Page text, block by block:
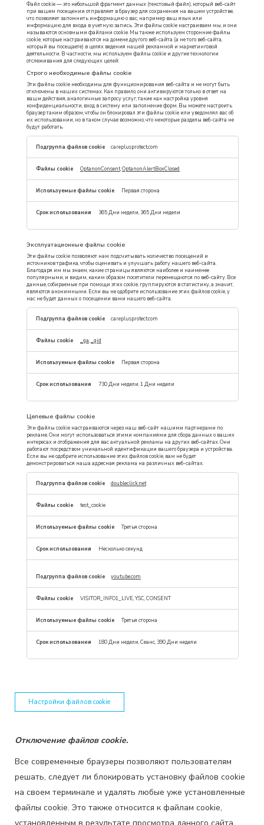
Файл cookie — это небольшой фрагмент данных (текстовый файл), который веб-сайт
при вашем посещении отправляет в браузер для сохранения на вашем устройстве,
что позволяет запомнить информацию о вас, например ваш язык или
информацию для входа в учетную запись. Эти файлы cookie настраиваем мы, и они
называются основными файлами cookie. Мы также используем сторонние файлы
cookie, которые настраиваются на домене другого веб-сайта (а не того веб-сайта,
который вы посещаете) в целях ведения нашей рекламной и маркетинговой
деятельности. В частности, мы используем файлы cookie и другие технологии
отслеживания для следующих целей:
Строго необходимые файлы cookie
Эти файлы cookie необходимы для функционирования веб-сайта и не могут быть
отключены в наших системах. Как правило, они активируются только в ответ на
ваши действия, аналогичные запросу услуг, такие как настройка уровня
конфиденциальности, вход в систему или заполнение форм. Вы можете настроить
браузер таким образом, чтобы он блокировал эти файлы cookie или уведомлял вас об
их использовании, но в таком случае возможно, что некоторые разделы веб-сайта не
будут работать.
Строго
необходимые
файлы
cookie
careplusprotect.com
OptanonConsent,OptanonAlertBoxClosed
Первая сторона
365 Дни недели, 365 Дни недели
Эксплуатационные файлы cookie
Эти файлы cookie позволяют нам подсчитывать количество посещений и
источников трафика, чтобы оценивать и улучшать работу нашего веб-сайта.
Благодаря им мы знаем, какие страницы являются наиболее и наименее
популярными, и видим, каким образом посетители перемещаются по веб-сайту. Все
данные, собираемые при помощи этих cookie, группируются в статистику, а значит,
являются анонимными. Если вы не одобрите использование этих файлов cookie, у
нас не будет данных о посещении вами нашего веб-сайта.
Эксплуатационные
файлы
cookie
careplusprotect.com
_ga, _gid
Первая сторона
730 Дни недели, 1 Дни недели
Целевые файлы cookie
Эти файлы cookie настраиваются через наш веб-сайт нашими партнерами по
рекламе. Они могут использоваться этими компаниями для сбора данных о ваших
интересах и отображения для вас актуальной рекламы на других веб-сайтах. Они
работают посредством уникальной идентификации вашего браузера и устройства.
Если вы не одобрите использование этих файлов cookie, вам не будет
демонстрироваться наша адресная реклама на различных веб-сайтах.
Целевые
файлы
cookie
doubleclick.net
test_cookie
Третья сторона
Несколько секунд
youtube.com
VISITOR_INFO1_LIVE, YSC, CONSENT
Третья сторона
180 Дни недели, Сеанс, 390 Дни недели
Настройки файлов cookie
Отключение файлов cookie.
Все современные браузеры позволяют пользователям
решать, следует ли блокировать установку файлов cookie
на своем терминале и удалять любые уже установленные
файлы cookie. Это также относится к файлам cookie,